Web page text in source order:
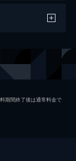
梅原裕一郎
期間終了後は通常料金で